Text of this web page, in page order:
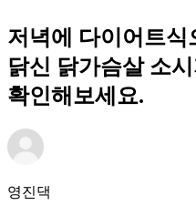
저녁에 다이어트식
닭신 닭가슴살 소
확인해보세요.
영진댁